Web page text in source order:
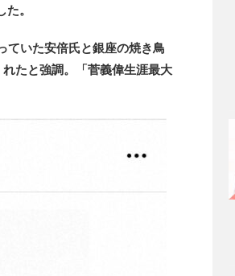
。
ていた安倍氏と銀座の焼き鳥
たと強調。「菅義偉生涯最大